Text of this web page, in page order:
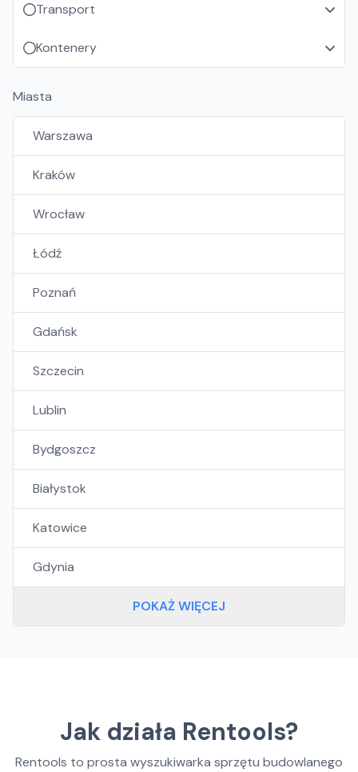
Transport
Kontenery
Miasta
Warszawa
Kraków
Wrocław
Łódź
Poznań
Gdańsk
Szczecin
Lublin
Bydgoszcz
Białystok
Katowice
Gdynia
POKAŻ WIĘCEJ
Jak działa Rentools?
Rentools to prosta wyszukiwarka sprzętu budowlanego